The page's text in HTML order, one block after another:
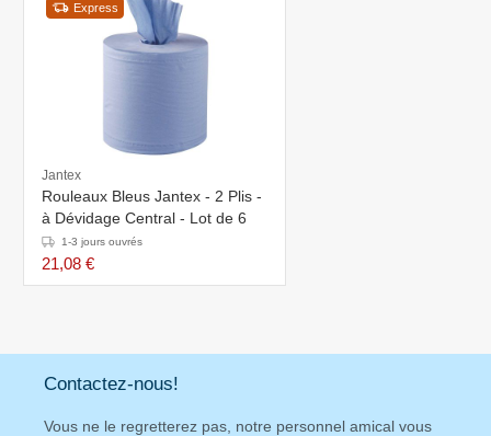
Express
Jantex
Rouleaux Bleus Jantex - 2 Plis -
à Dévidage Central - Lot de 6
1-3 jours ouvrés
21,08 €
Contactez-nous!
Vous ne le regretterez pas, notre personnel amical vous